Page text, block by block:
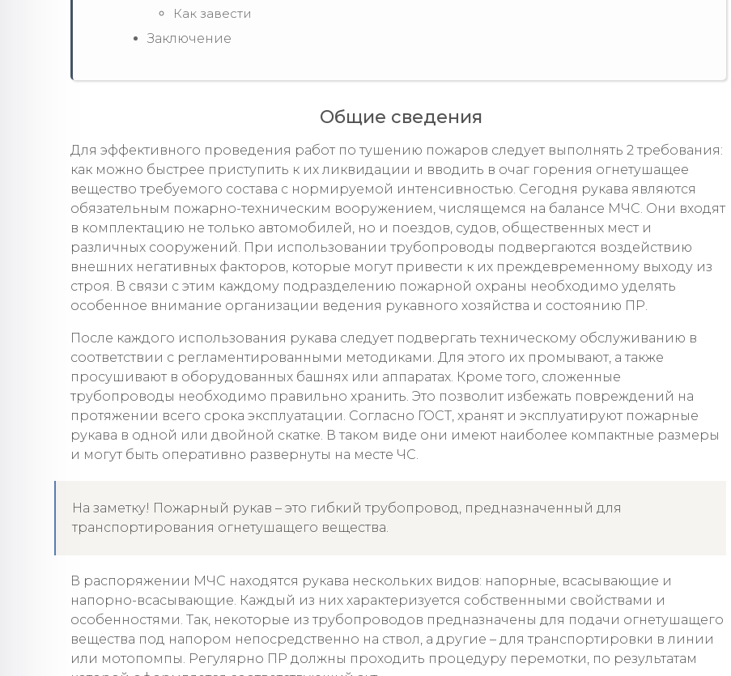
Как завести
Заключение
Общие сведения
Для эффективного проведения работ по тушению пожаров следует выполнять 2 требования:
как можно быстрее приступить к их ликвидации и вводить в очаг горения огнетушащее
вещество требуемого состава с нормируемой интенсивностью. Сегодня рукава являются
обязательным пожарно-техническим вооружением, числящемся на балансе МЧС. Они входят
в комплектацию не только автомобилей, но и поездов, судов, общественных мест и
различных сооружений. При использовании трубопроводы подвергаются воздействию
внешних негативных факторов, которые могут привести к их преждевременному выходу из
строя. В связи с этим каждому подразделению пожарной охраны необходимо уделять
особенное внимание организации ведения рукавного хозяйства и состоянию ПР.
После каждого использования рукава следует подвергать техническому обслуживанию в
соответствии с регламентированными методиками. Для этого их промывают, а также
просушивают в оборудованных башнях или аппаратах. Кроме того, сложенные
трубопроводы необходимо правильно хранить. Это позволит избежать повреждений на
протяжении всего срока эксплуатации. Согласно ГОСТ, хранят и эксплуатируют пожарные
рукава в одной или двойной скатке. В таком виде они имеют наиболее компактные размеры
и могут быть оперативно развернуты на месте ЧС.
На заметку! Пожарный рукав – это гибкий трубопровод, предназначенный для
транспортирования огнетушащего вещества.
В распоряжении МЧС находятся рукава нескольких видов: напорные, всасывающие и
напорно-всасывающие. Каждый из них характеризуется собственными свойствами и
особенностями. Так, некоторые из трубопроводов предназначены для подачи огнетушащего
вещества под напором непосредственно на ствол, а другие – для транспортировки в линии
или мотопомпы. Регулярно ПР должны проходить процедуру перемотки, по результатам